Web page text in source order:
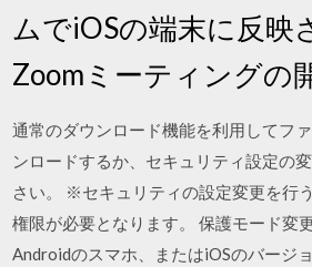
ムでiOSの端末に反映
Zoomミーティングの
通常のダウンロード機能を利用してフ
ンロードするか、セキュリティ設定の
さい。 ※セキュリティの設定変更を行
権限が必要となります。 保護モード変
Androidのスマホ、またはiOSのバージ